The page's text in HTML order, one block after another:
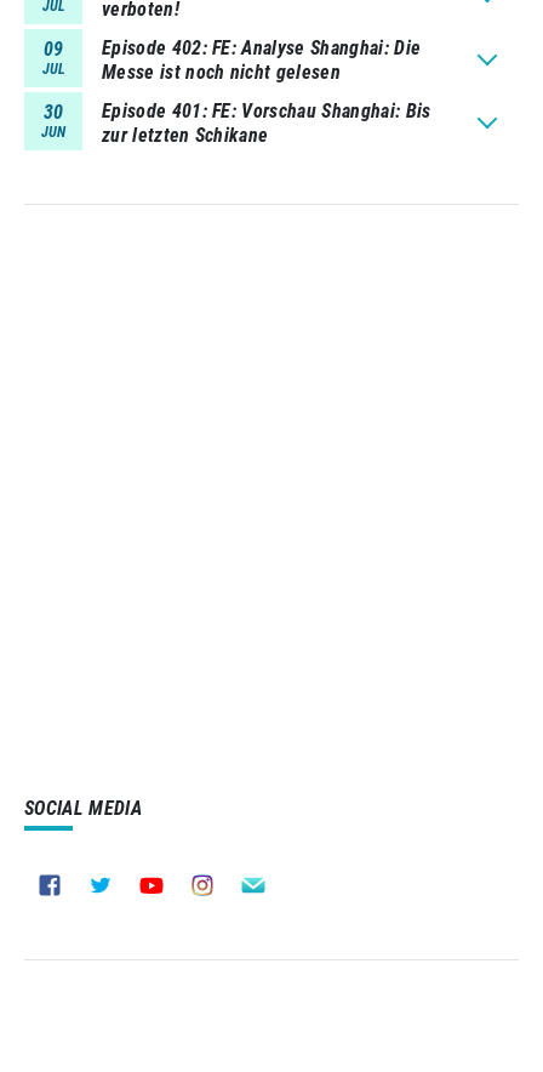
JUL
verboten!
09
JUL
Episode 402 FE: Analyse Shanghai: Die
Messe ist noch nicht gelesen
30
JUN
Episode 401 FE: Vorschau Shanghai: Bis
zur letzten Schikane
SOCIAL MEDIA